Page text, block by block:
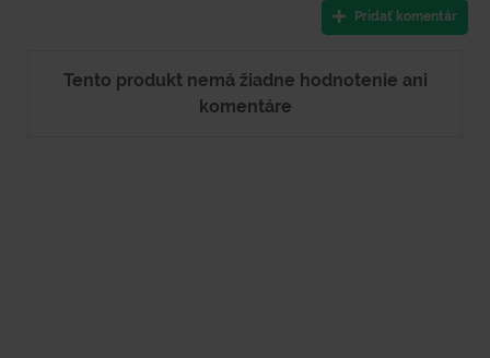
Pridať komentár
Tento produkt nemá žiadne hodnotenie ani
komentáre